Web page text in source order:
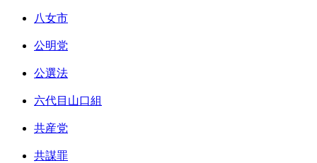
八女市
公明党
公選法
六代目山口組
共産党
共謀罪